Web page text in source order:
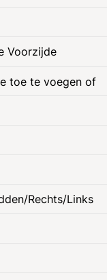
Voorzijde
Rechts/Links
toe te voegen of